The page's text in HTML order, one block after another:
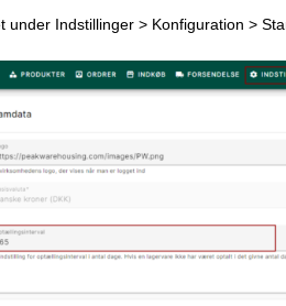
Indstillinger > Konfiguration >